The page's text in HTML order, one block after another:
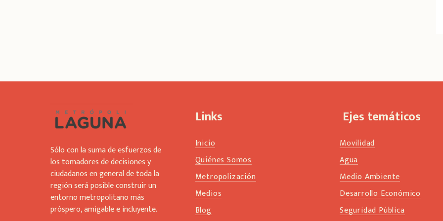
Sólo con la suma de esfuerzos de
los tomadores de decisiones y
ciudadanos en general de toda la
región será posible construir un
entorno metropolitano más
próspero, amigable e incluyente.
Links
Inicio
Quiénes Somos
Metropolización
Medios
Blog
Ejes temáticos
Movilidad
Agua
Medio Ambiente
Desarrollo Económico
Seguridad Pública